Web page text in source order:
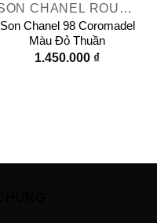
SON CHANEL ROUGE ALLURE
Son Chanel 98 Coromadel
Màu Đỏ Thuần
1.450.000 ₫